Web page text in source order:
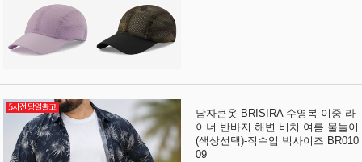
남자큰옷 BRISIRA 수영복 이중 라
이너 반바지 해변 비치 여름 물놀이
(색상선택)-직수입 빅사이즈 BR010
09